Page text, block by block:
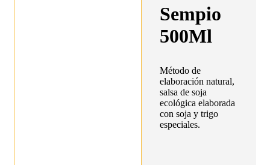
Sempio
500Ml
Método de
elaboración natural,
salsa de soja
ecológica elaborada
con soja y trigo
especiales.